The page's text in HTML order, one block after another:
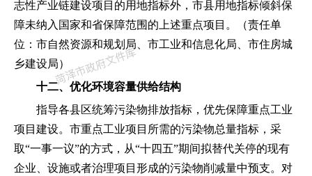
志性产业链建设项目的用地指标外 ， 市县用地指标倾斜保
障未纳入国家和省保障范围的上述重点项目。
（责任单
位 ： 市自然资源和规划局、市工业和信息化局、市住房城
乡建设局）
十二、优化环境容量供给结构
指导各县区统筹污染物排放指标 ， 优先保障重点工业
项目建设。市重点工业项目所需的污染物总量指标 ， 采
取“一事一议”的方式 ， 从“十四五”期间拟替代关停的现有
企业、设施或者治理项目形成的污染物削减量中预支。对